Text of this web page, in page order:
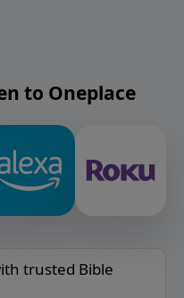
to Oneplace
trusted Bible